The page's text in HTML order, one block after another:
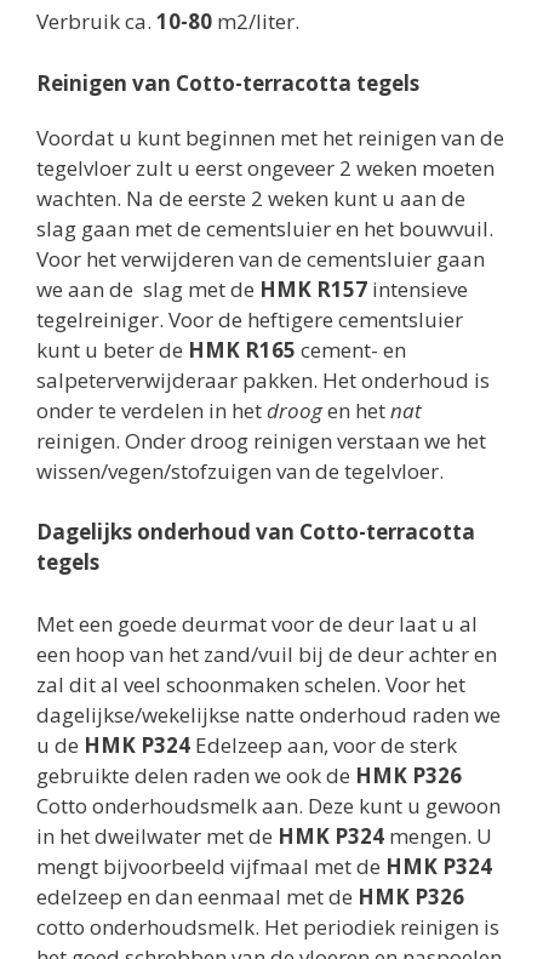
Verbruik ca. 10-80 m2/liter.
Reinigen van Cotto-terracotta tegels
Voordat u kunt beginnen met het reinigen van de
tegelvloer zult u eerst ongeveer 2 weken moeten
wachten. Na de eerste 2 weken kunt u aan de
slag gaan met de cementsluier en het bouwvuil.
Voor het verwijderen van de cementsluier gaan
we aan de slag met de HMK R157 intensieve
tegelreiniger. Voor de heftigere cementsluier
kunt u beter de HMK R165 cement- en
salpeterverwijderaar pakken. Het onderhoud is
onder te verdelen in hetdroogen hetnat
reinigen. Onder droog reinigen verstaan we het
wissen/vegen/stofzuigen van de tegelvloer.
Dagelijks onderhoud van Cotto-terracotta
tegels
Met een goede deurmat voor de deur laat u al
een hoop van het zand/vuil bij de deur achter en
zal dit al veel schoonmaken schelen. Voor het
dagelijkse/wekelijkse natte onderhoud raden we
u de HMK P324 Edelzeep aan, voor de sterk
gebruikte delen raden we ook de HMK P326
Cotto onderhoudsmelk aan. Deze kunt u gewoon
in het dweilwater met de HMK P324 mengen. U
mengt bijvoorbeeld vijfmaal met de HMK P324
edelzeep en dan eenmaal met de HMK P326
cotto onderhoudsmelk. Het periodiek reinigen is